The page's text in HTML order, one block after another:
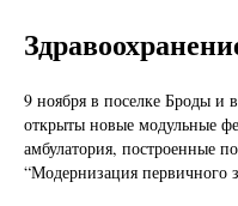
9 ноября в поселке Броды и
открыты новые модульные
амбулатория, построенные
“Модернизация первичного